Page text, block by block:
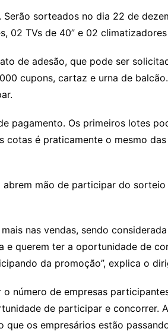
sorteados no dia 22 de
02 TVs de 40” e 02 climatizadores
de adesão, que pode ser
cupons, cartaz e urna de
pagamento. Os primeiros lotes
cotas é praticamente o mesmo das
abrem mão de participar do sorteio
nas vendas, sendo
e querem ter a oportunidade de
da promoção”, explica o
número de empresas
de participar e concorrer.
que os empresários estão